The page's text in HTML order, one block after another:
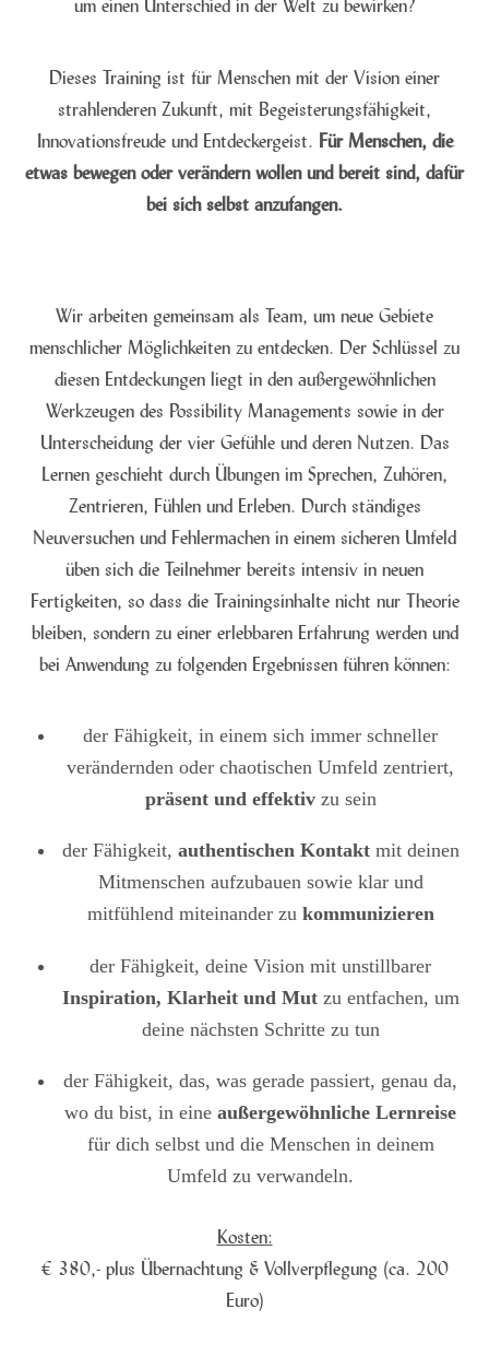
Dieses Training ist für Menschen mit der Vision einer
strahlenderen Zukunft, mit Begeisterungsfähigkeit,
Innovationsfreude und Entdeckergeist. Für Menschen, die
etwas bewegen oder verändern wollen und bereit sind, dafür
bei sich selbst anzufangen.
Wir arbeiten gemeinsam als Team, um neue Gebiete
menschlicher Möglichkeiten zu entdecken. Der Schlüssel zu
diesen Entdeckungen liegt in den außergewöhnlichen
Werkzeugen des Possibility Managements sowie in der
Unterscheidung der vier Gefühle und deren Nutzen. Das
Lernen geschieht durch Übungen im Sprechen, Zuhören,
Zentrieren, Fühlen und Erleben. Durch ständiges
Neuversuchen und Fehlermachen in einem sicheren Umfeld
üben sich die Teilnehmer bereits intensiv in neuen
Fertigkeiten, so dass die Trainingsinhalte nicht nur Theorie
bleiben, sondern zu einer erlebbaren Erfahrung werden und
bei Anwendung zu folgenden Ergebnissen führen können:
der Fähigkeit, in einem sich immer schneller
verändernden oder chaotischen Umfeld zentriert,
präsent und effektivzu sein
der Fähigkeit, authentischen Kontaktmit deinen
Mitmenschen aufzubauen sowie klar und
mitfühlend miteinander zu kommunizieren
der Fähigkeit, deine Vision mit unstillbarer
Inspiration, Klarheit und Mutzu entfachen, um
deine nächsten Schritte zu tun
der Fähigkeit, das, was gerade passiert, genau da,
wo du bist, in eineaußergewöhnliche Lernreise
für dich selbst und die Menschen in deinem
Umfeld zu verwandeln.
Kosten:
€ 380,- plus Übernachtung & Vollverpflegung (ca. 200
Euro)